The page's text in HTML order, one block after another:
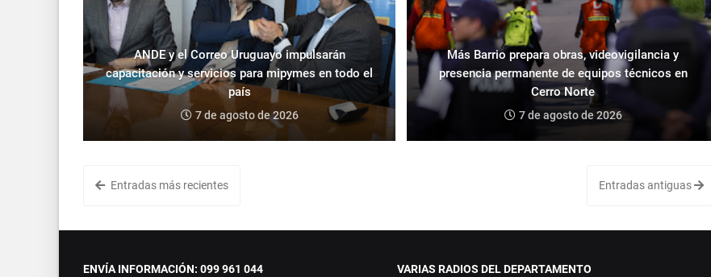
ANDE y el Correo Uruguayo impulsarán
capacitación y servicios para mipymes en todo el
país
7 de agosto de 2026
Más Barrio prepara obras, videovigilancia y
presencia permanente de equipos técnicos en
Cerro Norte
7 de agosto de 2026
Entradas más recientes Entradas antiguas
ENVÍA INFORMACIÓN: 099 961 044 VARIAS RADIOS DEL DEPARTAMENTO